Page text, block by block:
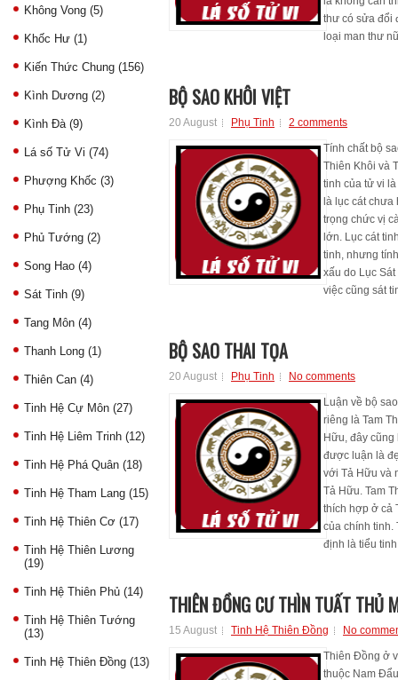
Không Vong (5)
Khốc Hư (1)
Kiến Thức Chung (156)
Kình Dương (2)
Kình Đà (9)
Lá số Tử Vi (74)
Phượng Khốc (3)
Phụ Tinh (23)
Phủ Tướng (2)
Song Hao (4)
Sát Tinh (9)
Tang Môn (4)
Thanh Long (1)
Thiên Can (4)
Tinh Hệ Cự Môn (27)
Tinh Hệ Liêm Trinh (12)
Tinh Hệ Phá Quân (18)
Tinh Hệ Tham Lang (15)
Tinh Hệ Thiên Cơ (17)
Tinh Hệ Thiên Lương
(19)
Tinh Hệ Thiên Phủ (14)
Tinh Hệ Thiên Tướng
(13)
Tinh Hệ Thiên Đồng (13)
thư có sửa đổi
loại man thư
BỘ SAO KHÔI VIỆT
20 August Phụ Tinh 2 comments
Tính chất bộ
Thiên Khôi và
tinh của tử vi
là lục cát
trọng chức vị
lớn. Lục cát
tinh, nhưng
xấu do Lục
việc cũng sát
BỘ SAO THAI TỌA
20 August Phụ Tinh No comments
Luận về bộ
riêng là Tam
Hữu, đây cũng
được luận là
với Tả Hữu và
Tả Hữu. Tam
thích hợp ở cả
của chính tinh.
định là tiểu
THIÊN ĐỒNG CƯ THÌN TUẤT THỦ
15 August Tinh Hệ Thiên Đồng No
Thiên Đồng ở
thuộc Nam